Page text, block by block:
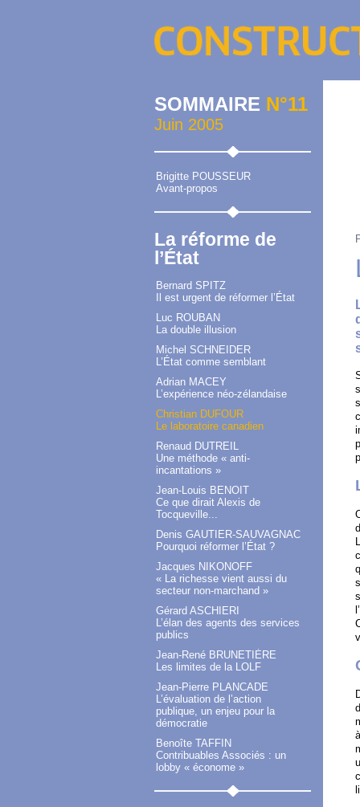
SOMMAIRE N°11
Juin 2005
Brigitte POUSSEUR
Avant-propos
La réforme de
l’État
Bernard SPITZ
Il est urgent de réformer l’État
Luc ROUBAN
La double illusion
Michel SCHNEIDER
L’État comme semblant
Adrian MACEY
L’expérience néo-zélandaise
Christian DUFOUR
Le laboratoire canadien
Renaud DUTREIL
Une méthode « anti-
incantations »
Jean-Louis BENOIT
Ce que dirait Alexis de
Tocqueville...
Denis GAUTIER-SAUVAGNAC
Pourquoi réformer l’État ?
Jacques NIKONOFF
« La richesse vient aussi du
secteur non-marchand »
Gérard ASCHIERI
L’élan des agents des services
publics
Jean-René BRUNETIÈRE
Les limites de la LOLF
Jean-Pierre PLANCADE
L’évaluation de l’action
publique, un enjeu pour la
démocratie
Benoîte TAFFIN
Contribuables Associés : un
lobby « économe »